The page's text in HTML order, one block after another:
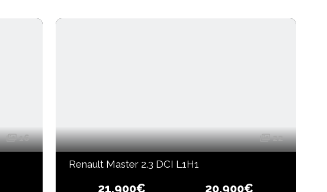
16 22
Renault Master 2.3 DCI L1H1
21.900€ 20.900€